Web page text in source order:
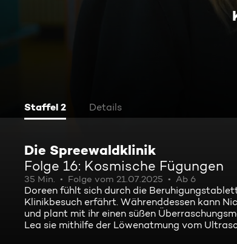
Staffel 2 Details
Die Spreewaldklinik
Folge 16: Kosmische Fügungen
35 Min. Folge vom 21.07.2025 Ab 6
Doreen fühlt sich durch die
Klinikbesuch erfährt. Währenddessen kann
und plant mit ihr einen süßen
Lea sie mithilfe der Löwenatmung vom